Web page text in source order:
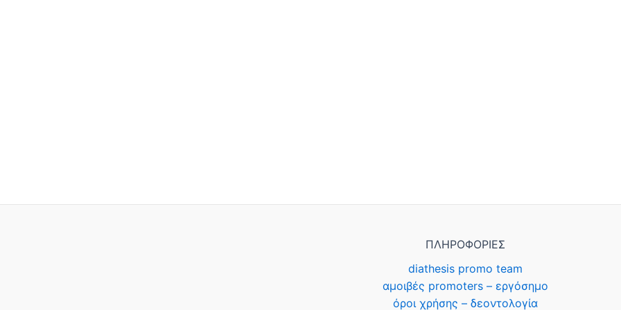
ΠΛΗΡΟΦΟΡΙΕΣ
diathesis promo team
αμοιβές promoters – εργόσημο
όροι χρήσης – δεοντολογία